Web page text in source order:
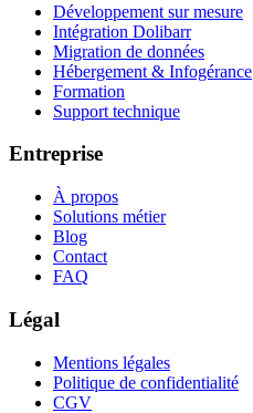
Développement sur mesure
Intégration Dolibarr
Migration de données
Hébergement & Infogérance
Formation
Support technique
Entreprise
À propos
Solutions métier
Blog
Contact
FAQ
Légal
Mentions légales
Politique de confidentialité
CGV